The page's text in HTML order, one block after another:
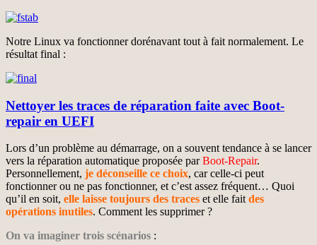
Notre Linux va fonctionner dorénavant tout à fait normalement. Le
résultat final :
Nettoyer les traces de réparation faite avec Boot-
repair en UEFI
Lors d’un problème au démarrage, on a souvent tendance à se lancer
vers la réparation automatique proposée parBoot-Repair.
Personnellement, je déconseille ce choix, car celle-ci peut
fonctionner ou ne pas fonctionner, et c’est assez fréquent… Quoi
qu’il en soit, elle laisse toujours des traces et elle fait des
opérations inutiles. Comment les supprimer ?
On va imaginer trois scénarios :